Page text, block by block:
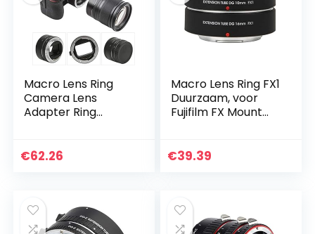
Macro Lens Ring
Camera Lens
Adapter Ring
Diafragma, voor
€62.26
Macro Lens Ring FX1
Duurzaam, voor
Fujifilm FX Mount
€39.39